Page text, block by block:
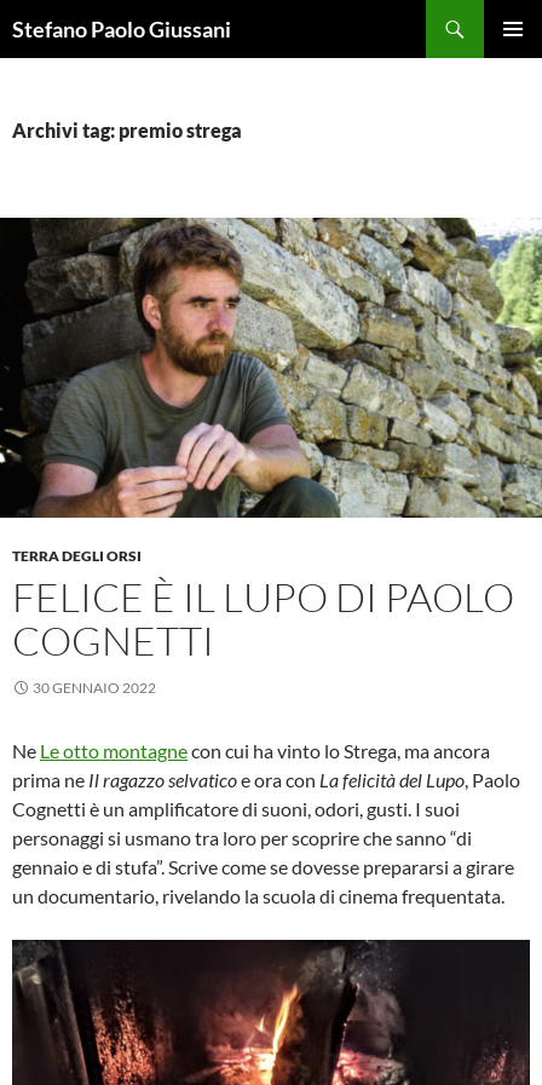
alStefano Paolo Giussani
Archivi tag: premio strega
TERRA DEGLI ORSI
FELICE È IL LUPO DI PAOLO
COGNETTI
30 GENNAIO 2022
Ne Le otto montagnecon cui ha vinto lo Strega, ma ancora
prima ne Il ragazzo selvaticoe ora con La felicità del Lupo, Paolo
Cognetti è un amplificatore di suoni, odori, gusti. I suoi
personaggi si usmano tra loro per scoprire che sanno “di
gennaio e di stufa”. Scrive come se dovesse prepararsi a girare
un documentario, rivelando la scuola di cinema frequentata.